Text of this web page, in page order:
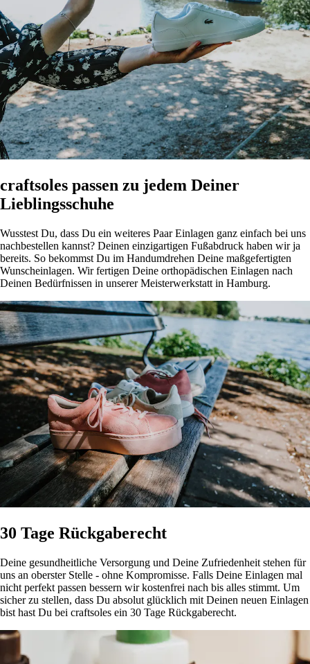
craftsoles passen zu jedem Deiner
Lieblingsschuhe
Wusstest Du, dass Du ein weiteres Paar Einlagen ganz einfach bei uns
nachbestellen kannst? Deinen einzigartigen Fußabdruck haben wir ja
bereits. So bekommst Du im Handumdrehen Deine maßgefertigten
Wunscheinlagen. Wir fertigen Deine orthopädischen Einlagen nach
Deinen Bedürfnissen in unserer Meisterwerkstatt in Hamburg.
30 Tage Rückgaberecht
Deine gesundheitliche Versorgung und Deine Zufriedenheit stehen für
uns an oberster Stelle - ohne Kompromisse. Falls Deine Einlagen mal
nicht perfekt passen bessern wir kostenfrei nach bis alles stimmt. Um
sicher zu stellen, dass Du absolut glücklich mit Deinen neuen Einlagen
bist hast Du bei craftsoles ein 30 Tage Rückgaberecht.